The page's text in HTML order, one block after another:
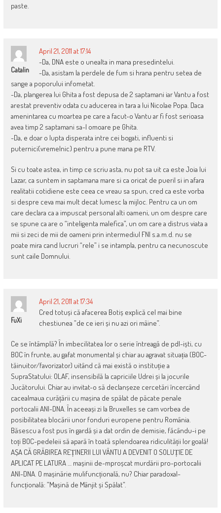
paste.
Catalin
April 21, 2011 at 17:14
-Da, DNA este o unealta in mana presedintelui.
-Da, asistam la perdele de fum si hrana pentru setea de
sange a poporului infometat.
-Da, plangerea lui Ghita a fost depusa de 2 saptamani iar Vantu a fost
arestat preventiv odata cu aducerea in tara a lui Nicolae Popa. Daca
amenintarea cu moartea pe care a facut-o Vantu ar fi fost serioasa
avea timp 2 saptamani sa-l omoare pe Ghita.
-Da, e doar o lupta disperata intre cei bogati, influenti si
puternici(vremelnic) pentru a pune mana pe RTV.
Si cu toate astea, in timp ce scriu asta, nu pot sa uit ca este Joia lui
Lazar, ca suntem in saptamana mare si ca oricat de pueril si in afara
realitatii cotidiene este ceea ce vreau sa spun, cred ca este vorba
si despre ceva mai mult decat lumesc la mijloc. Pentru ca un om
care declara ca a impuscat personal alti oameni, un om despre care
se spune ca are o “inteligenta malefica”, un om care a distrus viata a
mii si zeci de mii de oameni prin intermediul FNI s.a.m.d. nu se
poate mira cand lucruri “rele” i se intampla, pentru ca necunoscute
sunt caile Domnului.
FuXi
April 21, 2011 at 17:34
Cred totuși că afacerea Botiș explică cel mai bine
chestiunea ”de ce ieri și nu azi ori mâine”.
Ce se întâmplă? În imbecilitatea lor o serie întreagă de pdl-iști, cu
BOC în frunte, au gafat monumental și chiar au agravat situația (BOC-
tăinuitor/favorizator) uitând că mai există o instituție a
SupraStatului: OLAF, insensibilă la capriciile Udrei și la jocurile
Jucătorului. Chiar au invitat-o să declanșeze cercetări încercând
cacealmaua curățării cu mașina de spălat de păcate penale
portocalii ANI-DNA. În aceeași zi la Bruxelles se cam vorbea de
posibilitatea blocării unor fonduri europene pentru România.
Băsescu a fost pus în gardă și a dat ordin de demisie, făcându-i pe
toți BOC-pedeleii să apară în toată splendoarea ridiculității lor goală!
AȘA CĂ GRĂBIREA REȚINERII LUI VÂNTU A DEVENIT O SOLUȚIE DE
APLICAT PE LATURA … mașinii de-mproșcat murdării pro-portocalii
ANI-DNA. O mașinărie mulifuncțională, nu? Chiar paradoxal-
funcțională: ”Mașină de Mânjit și Spălat”.